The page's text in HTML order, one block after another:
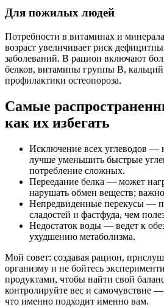
Для пожилых людей
Потребности в витаминах и
возраст увеличивает риск
заболеваний. В рацион включают
белков, витамины группы В,
профилактики остеопороза.
Самые
как их избегать
Исключение всех углеводов —
лучше уменьшить быстрые
потребление сложных.
Переедание белка — может
нарушать обмен веществ;
Непредвиденные перекусы —
сладостей и фастфуда, чем
Недостаток воды — ведет к
ухудшению метаболизма.
Мой совет: создавая рацион,
организму и не бойтесь
продуктами, чтобы найти свой
контролируйте вес и самочувствие
что именно подходит именно вам.